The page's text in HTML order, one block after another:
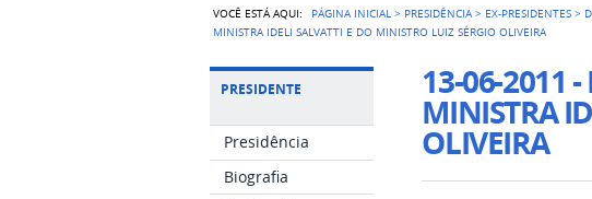
VOCÊ ESTÁ AQUI: PÁGINA INICIAL > PRESIDÊNCIA > EX-PRESIDENTES >
MINISTRA IDELI SALVATTI E DO MINISTRO LUIZ SÉRGIO OLIVEIRA
PRESIDENTE
Presidência
Biografia
13-06-2011 -
MINISTRA
OLIVEIRA